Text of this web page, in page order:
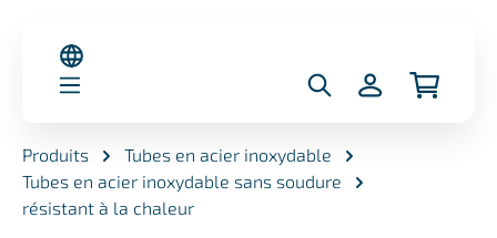
Produits
Tubes en acier inoxydable
Tubes en acier inoxydable sans soudure
résistant à la chaleur